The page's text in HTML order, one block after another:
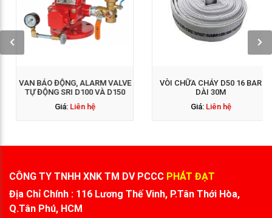
VAN BÁO ĐỘNG, ALARM VALVE
TỰ ĐỘNG SRI D100 VÀ D150
Giá:Liên hệ
GỌI NGAY: 0938 563
114
VÒI CHỮA CHÁY D50 16 BAR
DÀI 30M
Giá:Liên hệ
GỌI NGAY: 0938 563
114
CÔNG TY TNHH XNK TM DV PCCC PHÁT ĐẠT
Địa Chỉ Chính : 116 Lương Thế Vinh, P.Tân Thới Hòa,
Q.Tân Phú, HCM